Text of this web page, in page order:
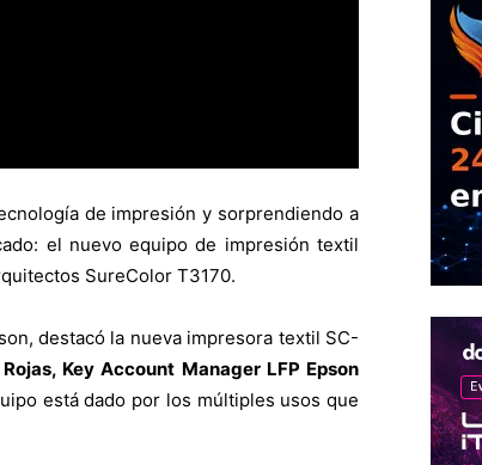
de impresión y sorprendiendo a
el nuevo equipo de impresión textil
SureColor T3170.
destacó la nueva impresora textil SC-
Key Account Manager LFP Epson
está dado por los múltiples usos que